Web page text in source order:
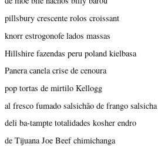
pillsbury crescente rolos croissant
knorr estrogonofe lados massas
Hillshire fazendas peru poland kielbasa
Panera canela crise de cenoura
pop tortas de mirtilo Kellogg
al fresco fumado salsichão de frango salsicha
deli ba-tampte totalidades kosher endro
de Tijuana Joe Beef chimichanga